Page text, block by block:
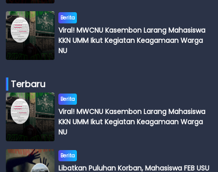
Berita
Viral! MWCNU Kasembon Larang Mahasiswa
KKN UMM Ikut Kegiatan Keagamaan Warga
NU
Terbaru
Berita
Viral! MWCNU Kasembon Larang Mahasiswa
KKN UMM Ikut Kegiatan Keagamaan Warga
NU
Berita
Libatkan Puluhan Korban, Mahasiswa FEB USU